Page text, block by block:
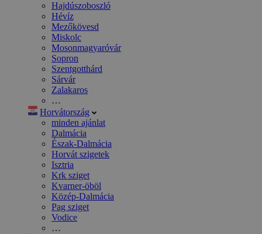
Hajdúszoboszló
Hévíz
Mezőkövesd
Miskolc
Mosonmagyaróvár
Sopron
Szentgotthárd
Sárvár
Zalakaros
…
Horvátország
minden ajánlat
Dalmácia
Észak-Dalmácia
Horvát szigetek
Isztria
Krk sziget
Kvarner-öböl
Közép-Dalmácia
Pag sziget
Vodice
…